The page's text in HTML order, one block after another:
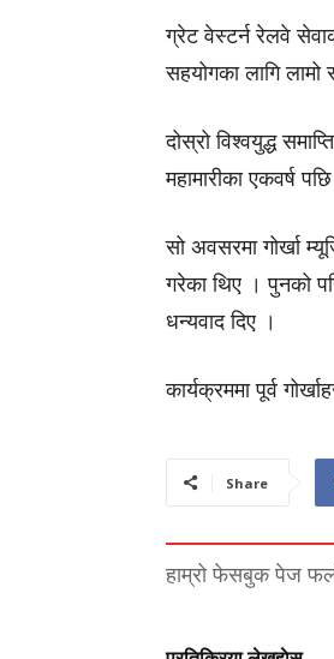
ग्रेट वेस्टर्न रेलवे
सहयोगका लागि लामो
दोस्रो विश्वयुद्ध
महामारीका एकवर्ष
सो अवसरमा गोर्खा
गरेका थिए । पुनको
धन्यवाद दिए ।
कार्यक्रममा पूर्व
Share
हाम्रो फेसबुक पेज फलो